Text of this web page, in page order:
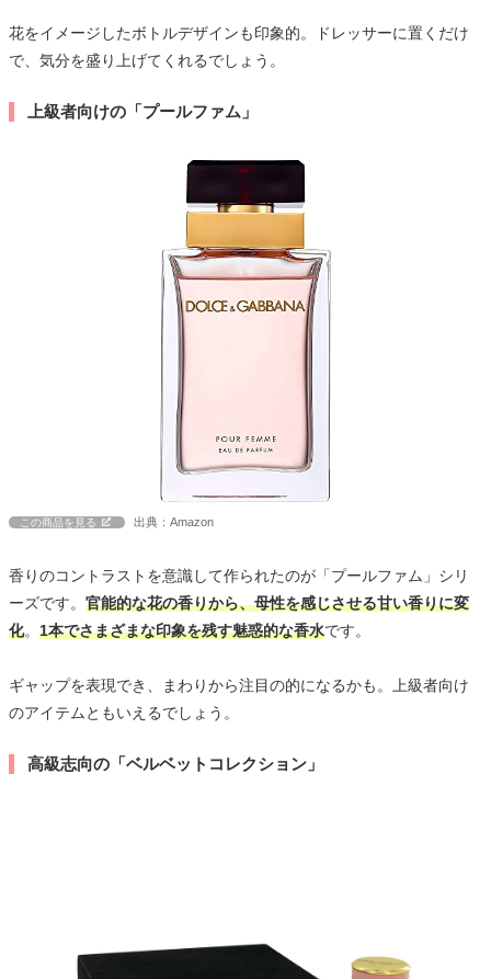
花をイメージしたボトルデザインも印象的。ドレッサーに置くだけ
で、気分を盛り上げてくれるでしょう。
上級者向けの「プールファム」
この商品を見る 出典：Amazon
香りのコントラストを意識して作られたのが「プールファム」シリ
ーズです。 官能的な花の香りから、母性を感じさせる甘い香りに変
化。 1本でさまざまな印象を残す魅惑的な香水です。
ギャップを表現でき、まわりから注目の的になるかも。上級者向け
のアイテムともいえるでしょう。
高級志向の「ベルベットコレクション」